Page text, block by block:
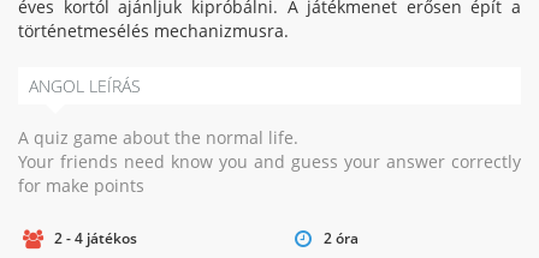
éves kortól ajánljuk kipróbálni. A játékmenet erősen épít a
történetmesélés mechanizmusra.
ANGOL LEÍRÁS
A quiz game about the normal life.
Your friends need know you and guess your answer correctly
for make points
2 - 4 játékos
2 óra